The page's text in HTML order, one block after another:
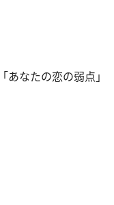
なたの恋の弱点」